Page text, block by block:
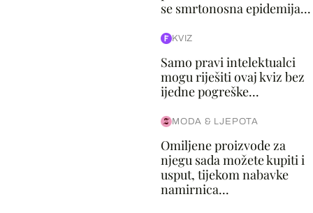
se smrtonosna epidemija...
KVIZ
Samo pravi intelektualci
mogu riješiti ovaj kviz bez
ijedne pogreške...
MODA & LJEPOTA
Omiljene proizvode za
njegu sada možete kupiti i
usput, tijekom nabavke
namirnica...